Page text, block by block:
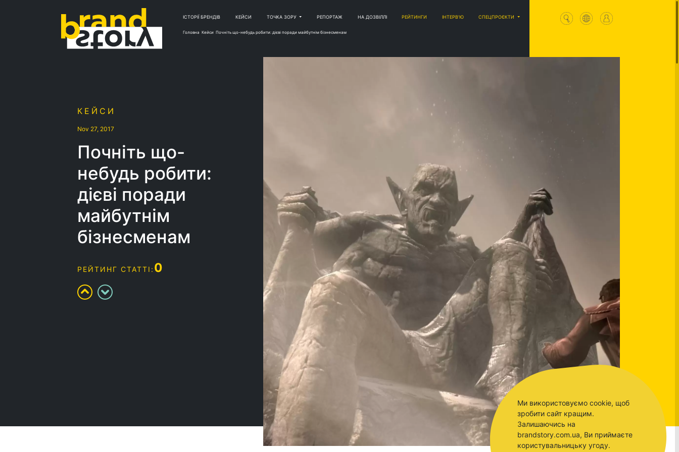
ІСТОРІЇ БРЕНДІВ КЕЙСИ ТОЧКА ЗОРУ РЕПОРТАЖ НА ДОЗВІЛЛІ РЕЙТИНГИ ІНТЕРВ'Ю СПЕЦПРОЄКТИ
Головна Кейси Почніть що-небудь робити: дієві поради майбутнім бізнесменам
КЕЙСИ
Nov 27, 2017
Почніть що-
небудь робити:
дієві поради
майбутнім
бізнесменам
РЕЙТИНГ СТАТТІ: 0
Ми використовуємо cookie, щоб
зробити сайт кращим.
Залишаючись на
brandstory.com.ua, Ви приймаєте
користувальницьку угоду.